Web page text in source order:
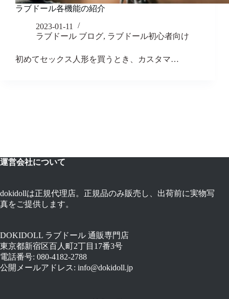
ラブドール各機能の紹介
2023-01-11
ラブドール ブログ, ラブドール初心者向け
初めてセックス人形を買うとき、カスタマ…
運営会社について
dokidollは正規代理店。正規品のみ販売し、出荷前に実物写
真をご提供します。
DOKIDOLL ラブドール 通販専門店
東京都新宿区百人町2丁目17番3号
電話番号: 080-4182-2788
公開メールアドレス: info@dokidoll.jp